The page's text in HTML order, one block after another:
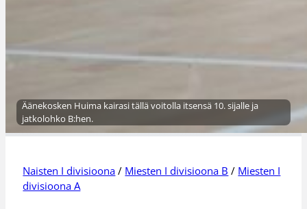
Äänekosken Huima kairasi tällä voitolla itsensä 10. sijalle ja
jatkolohko B:hen.
Naisten I divisioona / Miesten I divisioona B / Miesten I
divisioona A